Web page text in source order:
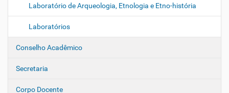
Laboratório de Arqueologia, Etnologia e Etno-história
Laboratórios
Conselho Acadêmico
Secretaria
Corpo Docente